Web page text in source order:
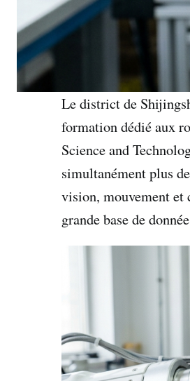
Le district de
formation dédié aux
Science and
simultanément plus
vision, mouvement et
grande base de